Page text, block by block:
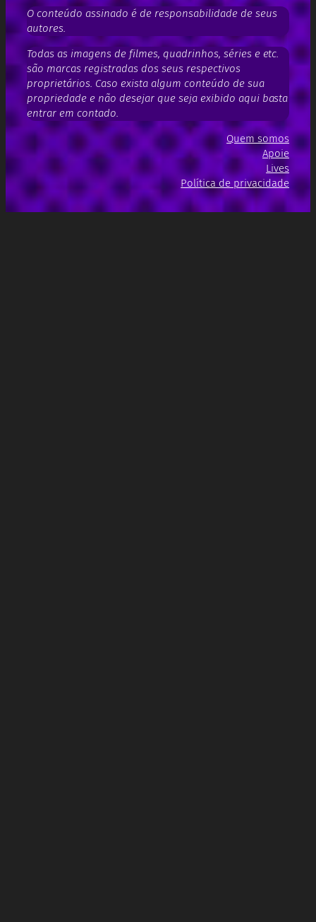
O conteúdo assinado é de responsabilidade de seus
autores.
Todas as imagens de filmes, quadrinhos, séries e etc.
são marcas registradas dos seus respectivos
proprietários. Caso exista algum conteúdo de sua
propriedade e não desejar que seja exibido aqui basta
entrar em contado.
Quem somos
Apoie
Lives
Política de privacidade